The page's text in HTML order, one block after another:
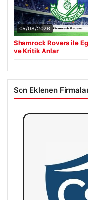
05/08/2026
Shamrock Rovers ile
ve Kritik Anlar
Son Eklenen